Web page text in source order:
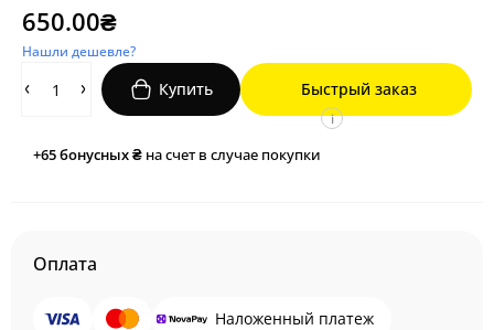
650.00₴
Нашли дешевле?
Купить Быстрый заказ
+65бонусных ₴ на счет в случае покупки
i
Оплата
Наложенный платеж